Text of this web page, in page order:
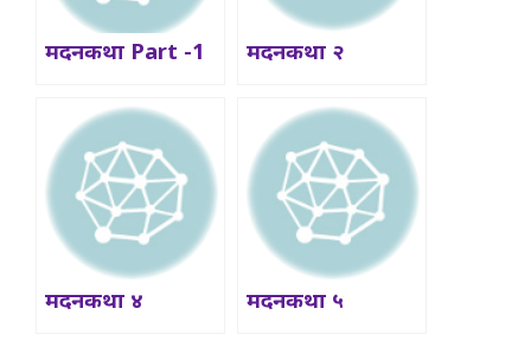
मदनकथा Part -1 मदनकथा २
मदनकथा ४ मदनकथा ५